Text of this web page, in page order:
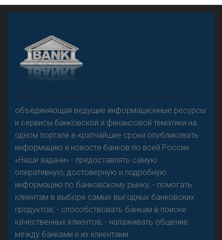
Резкого разворота на рынке автокредитов не
предвидится - «Интервью»
«Н
овости Банков России» – группа компаний,
объединяющая ведущие информационные ресурсы
и сервисы банковской и финансовой тематики на
одном портале в кратчайшие сроки опубликовать
информацию и новости банков по всей России.
«Наши задачи» - предоставлять самую
оперативную, достоверную и подробную
информацию по банковскому рынку; - помогать
клиентам в выборе самых выгодных банковских
продуктов; - способствовать банкам в поиске
качественных клиентов; - налаживать общение
между банками и их клиентами.